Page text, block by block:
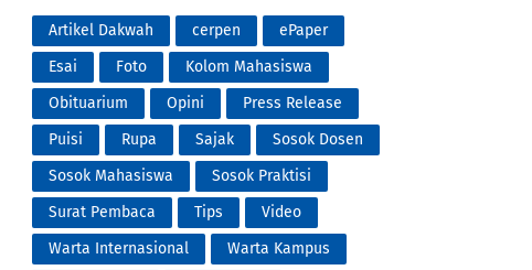
Artikel Dakwah cerpen
ePaper
Esai
Foto
Kolom Mahasiswa
Obituarium
Opini
Press Release
Puisi
Rupa Sajak
Sosok Dosen
Sosok Mahasiswa
Sosok Praktisi
Surat Pembaca
Tips
Video
Warta Internasional
Warta Kampus